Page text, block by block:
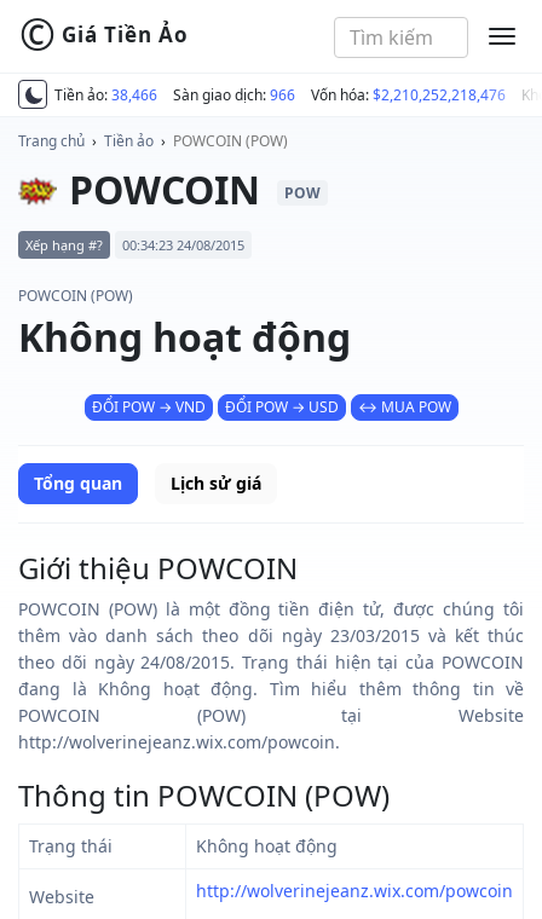
Tiền ảo:38,466 Sàn giao dịch:966 Vốn hóa:$2,210,252,218,476
© Giá Tiền Ảo
Trang chủ › Tiền ảo › POWCOIN (POW)
POWCOIN POW
Xếp hạng #? 00:34:23 24/08/2015
POWCOIN (POW)
Không hoạt động
ĐỔI POW → VND ĐỔI POW → USD ↔ MUA POW
Tổng quan Lịch sử giá
Giới thiệu POWCOIN
POWCOIN (POW) là một đồng tiền điện tử, được chúng tôi
thêm vào danh sách theo dõi ngày 23/03/2015 và kết thúc
theo dõi ngày 24/08/2015. Trạng thái hiện tại của POWCOIN
đang là Không hoạt động. Tìm hiểu thêm thông tin về
POWCOIN (POW) tại Website
http://wolverinejeanz.wix.com/powcoin.
Thông tin POWCOIN (POW)
Trạng thái Không hoạt động
Website http://wolverinejeanz.wix.com/powcoin